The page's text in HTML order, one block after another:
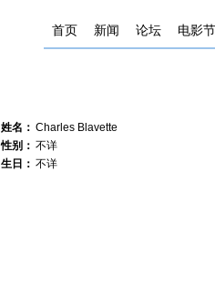
首页 新闻 论坛 电影节
姓名： Charles Blavette
性别： 不详
生日： 不详